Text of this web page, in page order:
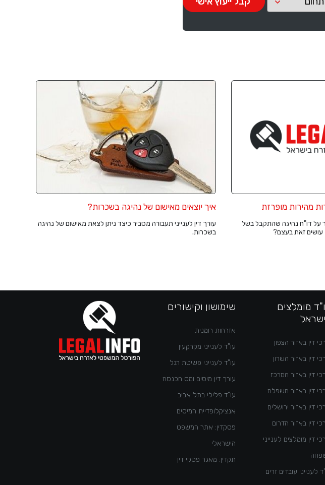
מהירות מופרזת
על דו"ח נהיגה שהתקבל בשל
עושים זאת בעצם?
איך יוצאים מאישום של נהיגה בשכרות?
עורך דין לענייני תעבורה מסביר כיצד ניתן לצאת מאישום של נהיגה
בשכרות.
מומלצים
דין באזור הצפון
דין באזור השרון
דין באזור המרכז
דין באזור השפלה
דין באזור ירושלים
דין באזור הדרום
דין מומלצים לענייני
לענייני עובדים זרים
שימושון וקישורים
אזרחות רומנית
עו"ד לענייני מקרקעין
עו"ד לענייני פשיטת רגל
עורך דין מיסים ומס הכנסה
עו"ד פלילי בתל אביב
אנציקלופדיית המיסים
פסקדין: אתר המשפט
הישראלי
תקדין: מאגר פסקי דין